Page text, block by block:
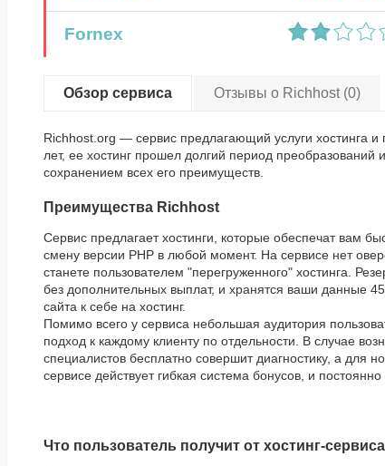
Fornex
Обзор сервиса Отзывы о Richhost (0)
Richhost.org — сервис предлагающий услуги хостинга
лет, ее хостинг прошел долгий период преобразований
сохранением всех его преимуществ.
Преимущества Richhost
Сервис предлагает хостинги, которые обеспечат вам
смену версии PHP в любой момент. На сервисе нет
станете пользователем "перегруженного" хостинга.
без дополнительных выплат, и хранятся ваши данные
сайта к себе на хостинг.
Помимо всего у сервиса небольшая аудитория
подход к каждому клиенту по отдельности. В случае
специалистов бесплатно совершит диагностику, а для
сервисе действует гибкая система бонусов, и
Что пользователь получит от хостинг-сервиса